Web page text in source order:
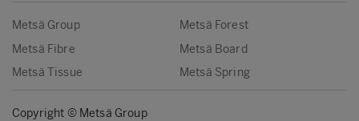
Metsä Group
Metsä Forest
Metsä Fibre
Metsä Board
Metsä Tissue
Metsä Spring
Copyright © Metsä Group